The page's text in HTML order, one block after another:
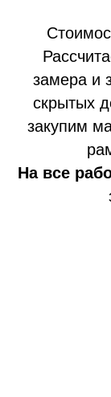
замера и
скрытых
закупим
На все